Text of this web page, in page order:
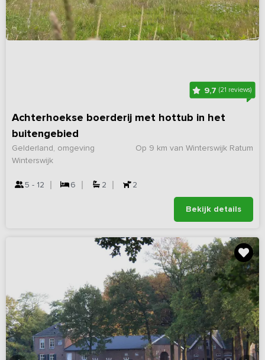
9,7(21 reviews)
Achterhoekse boerderij met hottub in het
buitengebied
Op 9 km van Winterswijk Ratum
Gelderland, omgeving
Winterswijk
5 - 12 6 2 2
Bekijk details